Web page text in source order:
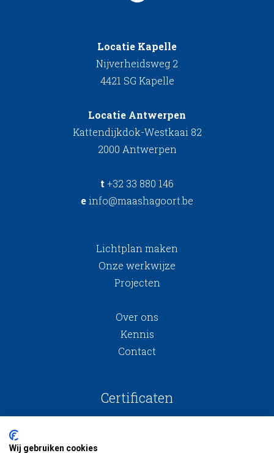
Locatie Kapelle
Nijverheidsweg 2
4421 SG Kapelle
Locatie Antwerpen
Kattendijkdok-Westkaai 82
2000 Antwerpen
t +32 33 880 146
einfo@maashagoort.be
Lichtplan maken
Onze werkwijze
Projecten
Over ons
Kennis
Contact
Certificaten
Wij gebruiken cookies